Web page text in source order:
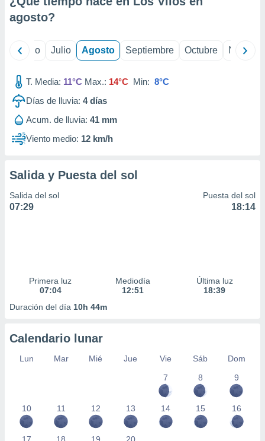
e
publicidad
publicidad
de
agosto?
Junio Julio Agosto Septiembre Octubre
T. Media: 11°C Max.: 14°C Min: 8°C
Días de lluvia: 4días
Acum. de lluvia: 41 mm
Viento medio: 12 km/h
Salida y Puesta del sol
Salida del sol
07:29
Puesta del sol
18:14
Primera luz
07:04
Mediodía
12:51
Última luz
18:39
Duración del día 10h 44m
Calendario lunar
Lun Mar Mié Jue Vie Sáb
Dom
7
8 9
10 11 12 13 14 15 16